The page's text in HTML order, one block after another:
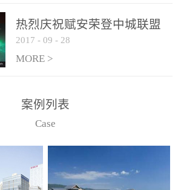
成。
相
多可
最多
需从现
热烈庆祝赋安荣登中城联盟
联合采购战略合作平台
2017 - 09 - 28
MORE >
案例列表
Case